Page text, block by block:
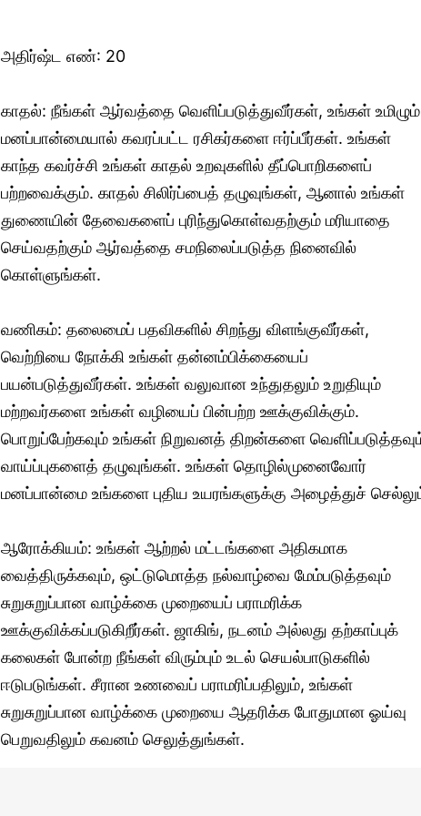
அதிர்ஷ்ட எண்: 20
காதல்: நீங்கள் ஆர்வத்தை வெளிப்படுத்துவீர்கள், உங்கள் உமிழும்
மனப்பான்மையால் கவரப்பட்ட ரசிகர்களை ஈர்ப்பீர்கள். உங்கள்
காந்த கவர்ச்சி உங்கள் காதல் உறவுகளில் தீப்பொறிகளைப்
பற்றவைக்கும். காதல் சிலிர்ப்பைத் தழுவுங்கள், ஆனால் உங்கள்
துணையின் தேவைகளைப் புரிந்துகொள்வதற்கும் மரியாதை
செய்வதற்கும் ஆர்வத்தை சமநிலைப்படுத்த நினைவில்
கொள்ளுங்கள்.
வணிகம்: தலைமைப் பதவிகளில் சிறந்து விளங்குவீர்கள்,
வெற்றியை நோக்கி உங்கள் தன்னம்பிக்கையைப்
பயன்படுத்துவீர்கள். உங்கள் வலுவான உந்துதலும் உறுதியும்
மற்றவர்களை உங்கள் வழியைப் பின்பற்ற ஊக்குவிக்கும்.
பொறுப்பேற்கவும் உங்கள் நிறுவனத் திறன்களை
வாய்ப்புகளைத் தழுவுங்கள். உங்கள் தொழில்முனைவோர்
மனப்பான்மை உங்களை புதிய உயரங்களுக்கு அழைத்துச்
ஆரோக்கியம்: உங்கள் ஆற்றல் மட்டங்களை அதிகமாக
வைத்திருக்கவும், ஒட்டுமொத்த நல்வாழ்வை மேம்படுத்தவும்
சுறுசுறுப்பான வாழ்க்கை முறையைப் பராமரிக்க
ஊக்குவிக்கப்படுகிறீர்கள். ஜாகிங், நடனம் அல்லது தற்காப்புக்
கலைகள் போன்ற நீங்கள் விரும்பும் உடல் செயல்பாடுகளில்
ஈடுபடுங்கள். சீரான உணவைப் பராமரிப்பதிலும், உங்கள்
சுறுசுறுப்பான வாழ்க்கை முறையை ஆதரிக்க போதுமான ஓய்வு
பெறுவதிலும் கவனம் செலுத்துங்கள்.